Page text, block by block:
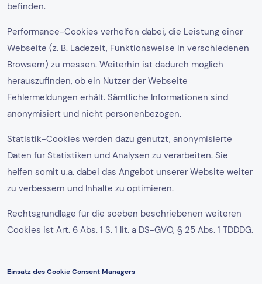
befinden.
Performance-Cookies verhelfen dabei, die Leistung einer
Webseite (z. B. Ladezeit, Funktionsweise in verschiedenen
Browsern) zu messen. Weiterhin ist dadurch möglich
herauszufinden, ob ein Nutzer der Webseite
Fehlermeldungen erhält. Sämtliche Informationen sind
anonymisiert und nicht personenbezogen.
Statistik-Cookies werden dazu genutzt, anonymisierte
Daten für Statistiken und Analysen zu verarbeiten. Sie
helfen somit u.a. dabei das Angebot unserer Website weiter
zu verbessern und Inhalte zu optimieren.
Rechtsgrundlage für die soeben beschriebenen weiteren
Cookies ist Art. 6 Abs. 1 S. 1 lit. a DS-GVO, § 25 Abs. 1 TDDDG.
Einsatz des Cookie Consent Managers